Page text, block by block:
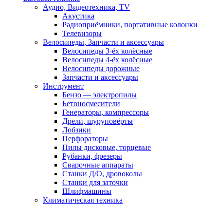
Аудио, Видеотехника, TV
Акустика
Радиоприёмники, портативные колонки
Телевизоры
Велосипеды, Запчасти и аксессуары
Велосипеды 3-ёх колёсные
Велосипеды 4-ёх колёсные
Велосипеды дорожные
Запчасти и аксессуары
Инструмент
Бензо — электропилы
Бетоносмесители
Генераторы, компрессоры
Дрели, шуруповёрты
Лобзики
Перфораторы
Пилы дисковые, торцевые
Рубанки, фрезеры
Сварочные аппараты
Станки Д/О, дровоколы
Станки для заточки
Шлифмашины
Климатическая техника